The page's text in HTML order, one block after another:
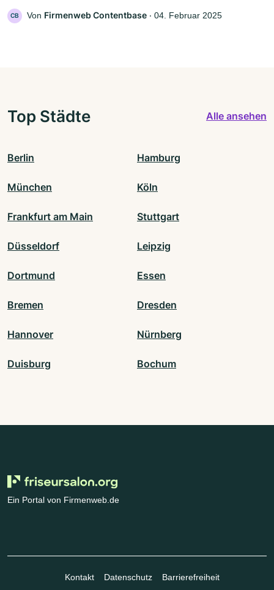
CB Von Firmenweb Contentbase ‧ 04. Februar 2025
Top Städte Alle ansehen
Berlin Hamburg
München Köln
Frankfurt am Main Stuttgart
Düsseldorf Leipzig
Dortmund Essen
Bremen Dresden
Hannover Nürnberg
Duisburg Bochum
Ein Portal von Firmenweb.de
Kontakt Datenschutz Barrierefreiheit